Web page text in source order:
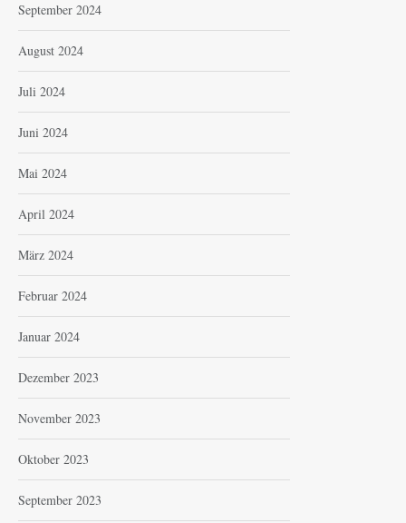
September 2024
August 2024
Juli 2024
Juni 2024
Mai 2024
April 2024
März 2024
Februar 2024
Januar 2024
Dezember 2023
November 2023
Oktober 2023
September 2023